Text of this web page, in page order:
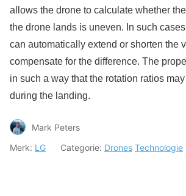
allows the drone to calculate whether
the drone lands is uneven. In such
can automatically extend or shorten the
compensate for the difference. The
in such a way that the rotation ratios
during the landing.
Mark Peters
Merk: LG Categorie: Drones Technologie